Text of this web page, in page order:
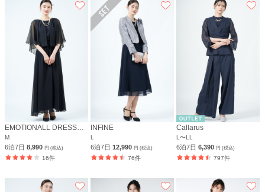
EMOTIONALL DRESSES 東京ソワール
M
6泊7日 8,990 円 (税込)
16件
INFINE
L
6泊7日12,990円 (税込)
76件
Callarus
L〜LL
6泊7日6,390円 (税込)
797件